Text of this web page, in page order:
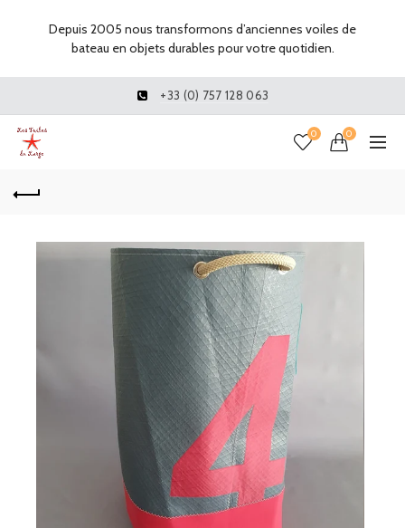
+33 (0) 757 128 063
0 0
Depuis 2005 nous transformons d’anciennes voiles de
bateau en objets durables pour votre quotidien.